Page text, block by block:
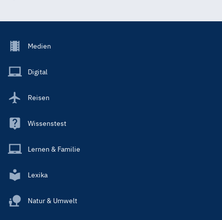
Footer
Main
Medien
Digital
Reisen
Wissenstest
Lernen & Familie
Lexika
Natur & Umwelt